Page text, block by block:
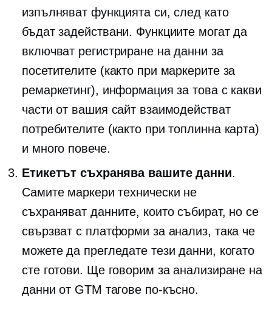
изпълняват функцията си, след като
бъдат задействани. Функциите могат да
включват регистриране на данни за
посетителите (както при маркерите за
ремаркетинг), информация за това с какви
части от вашия сайт взаимодействат
потребителите (както при топлинна карта)
и много повече.
Етикетът съхранява вашите данни.
Самите маркери технически не
съхраняват данните, които събират, но се
свързват с платформи за анализ, така че
можете да прегледате тези данни, когато
сте готови. Ще говорим за анализиране на
данни от GTM тагове по-късно.